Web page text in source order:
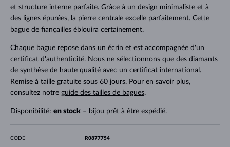
et structure interne parfaite. Grâce à un design minimaliste et à
des lignes épurées, la pierre centrale excelle parfaitement. Cette
bague de fiançailles éblouira certainement.
Chaque bague repose dans un écrin et est accompagnée d'un
certificat d'authenticité. Nous ne sélectionnons que des diamants
de synthèse de haute qualité avec un certificat international.
Remise à taille gratuite sous 60 jours. Pour en savoir plus,
consultez notre guide des tailles de bagues.
Disponibilité: en stock– bijou prêt à être expédié.
CODE R0877754